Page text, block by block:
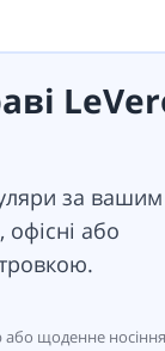
за вашим
офісні або
або щоденне носіння